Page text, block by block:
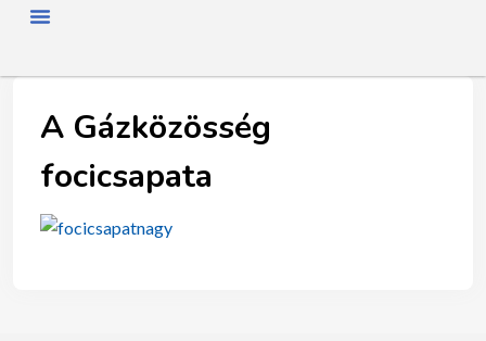
A Gázközösség
focicsapata